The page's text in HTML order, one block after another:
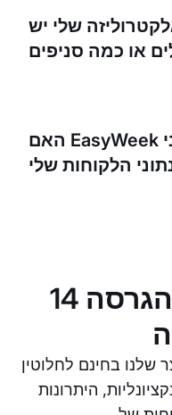
שלי יש
האם EasyWeek מאובטחת? אני
14 ימים חינם של הגרסה
שלנו בחינם לחלוטין
היתרונות